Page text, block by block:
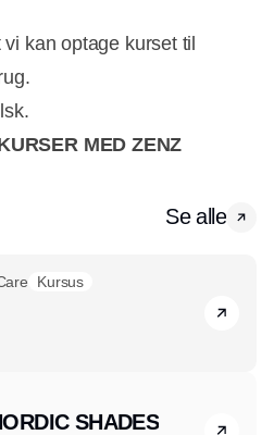
kan optage kurset til
MED ZENZ
Se alle
Kursus
SHADES